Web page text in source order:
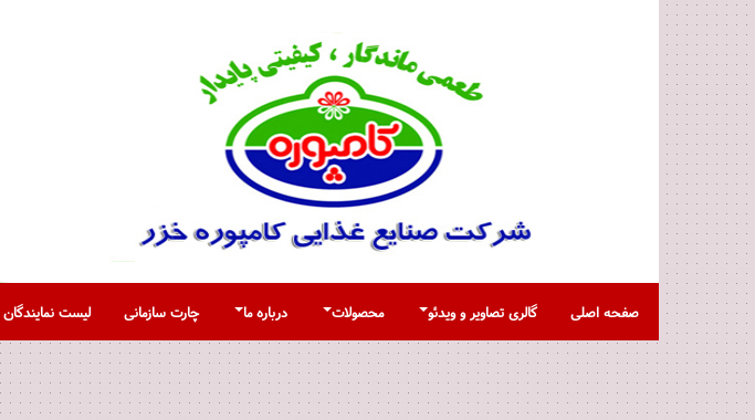
صفحه اصلی گالری تصاویر و ویدئو محصولات درباره ما چارت سازمانی لیست نمایندگان